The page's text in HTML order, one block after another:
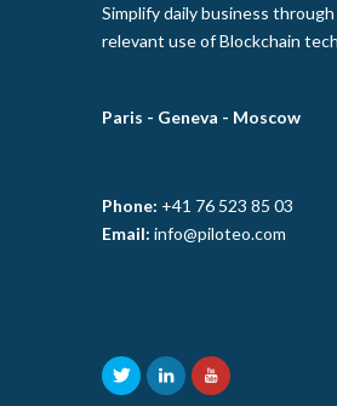
Simplify daily business
relevant use of Blockchain
Paris - Geneva - Moscow
Phone: +41 76 523 85 03
Email: info@piloteo.com